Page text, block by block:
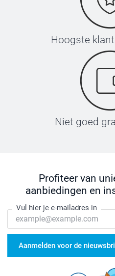
Hoogste
Niet goed
Profiteer van
aanbiedingen en
Vul hier je e-mailadres in
Aanmelden voor de